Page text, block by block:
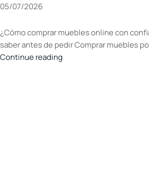
05/07/2026
¿Cómo comprar muebles online con
saber antes de pedir Comprar muebles
Continue reading